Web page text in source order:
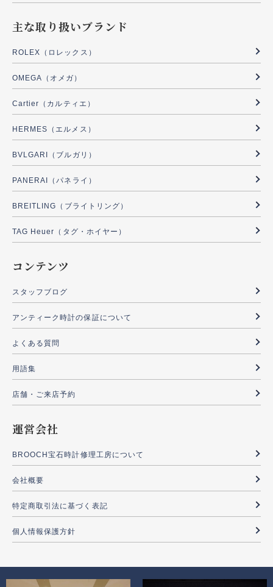
主な取り扱いブランド
ROLEX（ロレックス）
OMEGA（オメガ）
Cartier（カルティエ）
HERMES（エルメス）
BVLGARI（ブルガリ）
PANERAI（パネライ）
BREITLING（ブライトリング）
TAG Heuer（タグ・ホイヤー）
コンテンツ
スタッフブログ
アンティーク時計の保証について
よくある質問
用語集
店舗・ご来店予約
運営会社
BROOCH宝石時計修理工房について
会社概要
特定商取引法に基づく表記
個人情報保護方針